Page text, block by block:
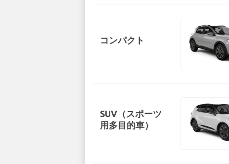
コンパクト
SUV（スポーツ
用多目的車）